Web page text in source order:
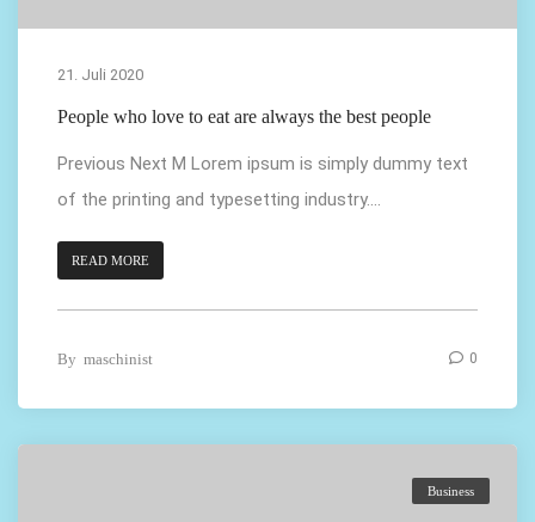
21. Juli 2020
People who love to eat are always the best people
Previous Next M Lorem ipsum is simply dummy text
of the printing and typesetting industry....
READ MORE
By maschinist 0
Business